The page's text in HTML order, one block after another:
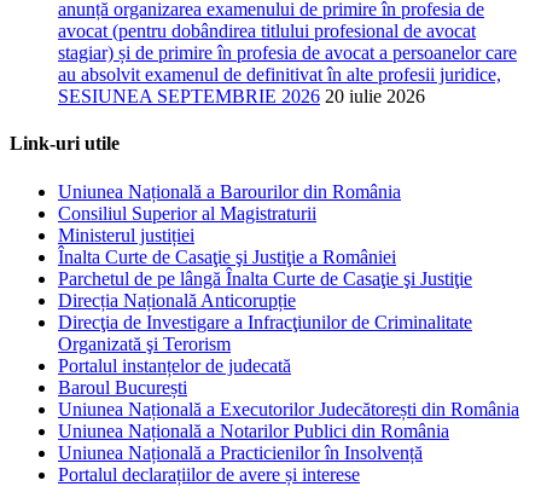
anunță organizarea examenului de primire în profesia de
avocat (pentru dobândirea titlului profesional de avocat
stagiar) și de primire în profesia de avocat a persoanelor care
au absolvit examenul de definitivat în alte profesii juridice,
SESIUNEA SEPTEMBRIE 2026 20 iulie 2026
Link-uri utile
Uniunea Națională a Barourilor din România
Consiliul Superior al Magistraturii
Ministerul justiției
Înalta Curte de Casaţie şi Justiţie a României
Parchetul de pe lângă Înalta Curte de Casaţie şi Justiţie
Direcția Națională Anticorupție
Direcţia de Investigare a Infracţiunilor de Criminalitate
Organizată şi Terorism
Portalul instanțelor de judecată
Baroul București
Uniunea Națională a Executorilor Judecătorești din România
Uniunea Națională a Notarilor Publici din România
Uniunea Națională a Practicienilor în Insolvență
Portalul declarațiilor de avere și interese